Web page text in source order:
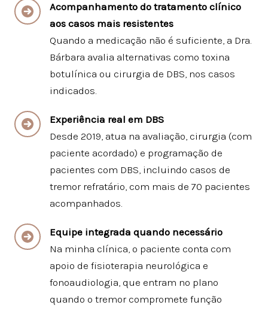
Acompanhamento do tratamento clínico
aos casos mais resistentes
Quando a medicação não é suficiente, a Dra.
Bárbara avalia alternativas como toxina
botulínica ou cirurgia de DBS, nos casos
indicados.
Experiência real em DBS
Desde 2019, atua na avaliação, cirurgia (com
paciente acordado) e programação de
pacientes com DBS, incluindo casos de
tremor refratário, com mais de 70 pacientes
acompanhados.
Equipe integrada quando necessário
Na minha clínica, o paciente conta com
apoio de fisioterapia neurológica e
fonoaudiologia, que entram no plano
quando o tremor compromete função